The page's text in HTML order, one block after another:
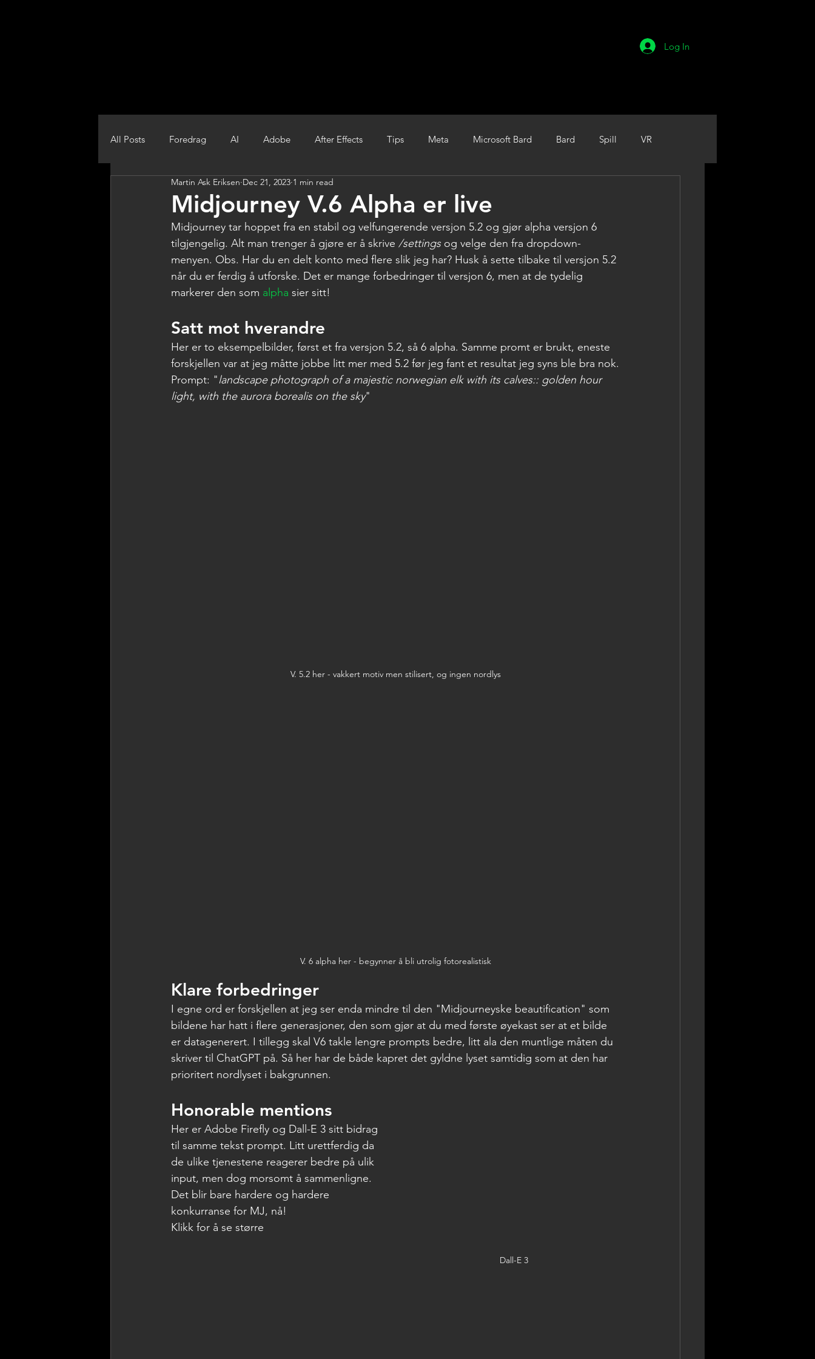
Log In
All Posts Foredrag AI Adobe After Effects Tips Meta Microsoft Bard Bard Spill VR
krea sora2 Claude
Midjourney V.6 Alpha er live
Martin Ask Eriksen Dec 21, 2023 1 min read
Midjourney tar hoppet fra en stabil og velfungerende versjon 5.2 og gjør alpha versjon 6
tilgjengelig. Alt man trenger å gjøre er å skrive /settings og velge den fra dropdown-
menyen. Obs. Har du en delt konto med flere slik jeg har? Husk å sette tilbake til versjon 5.2
når du er ferdig å utforske. Det er mange forbedringer til versjon 6, men at de tydelig
markerer den som alpha sier sitt!
Satt mot hverandre
Her er to eksempelbilder, først et fra versjon 5.2, så 6 alpha. Samme promt er brukt, eneste
forskjellen var at jeg måtte jobbe litt mer med 5.2 før jeg fant et resultat jeg syns ble bra nok.
Prompt: "landscape photograph of a majestic norwegian elk with its calves:: golden hour
light, with the aurora borealis on the sky"
V. 5.2 her - vakkert motiv men stilisert, og ingen nordlys
V. 6 alpha her - begynner å bli utrolig fotorealistisk
Klare forbedringer
I egne ord er forskjellen at jeg ser enda mindre til den "Midjourneyske beautification" som
bildene har hatt i flere generasjoner, den som gjør at du med første øyekast ser at et bilde
er datagenerert. I tillegg skal V6 takle lengre prompts bedre, litt ala den muntlige måten du
skriver til ChatGPT på. Så her har de både kapret det gyldne lyset samtidig som at den har
prioritert nordlyset i bakgrunnen.
Honorable mentions
Dall-E 3
Her er Adobe Firefly og Dall-E 3 sitt bidrag
til samme tekst prompt. Litt urettferdig da
de ulike tjenestene reagerer bedre på ulik
input, men dog morsomt å sammenligne.
Det blir bare hardere og hardere
konkurranse for MJ, nå!
Klikk for å se større